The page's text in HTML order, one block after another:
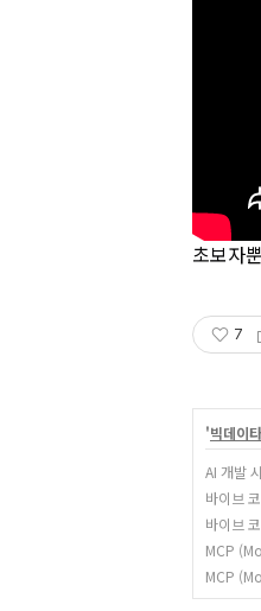
초보자
7
'빅데이
AI 개발
바이브
바이브
MCP
MCP